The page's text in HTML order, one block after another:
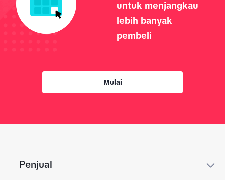
untuk menjangkau
lebih banyak
pembeli
Mulai
Penjual